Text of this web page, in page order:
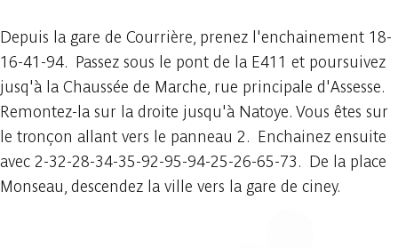
Depuis la gare de Courrière, prenez l'enchainement 18-
16-41-94. Passez sous le pont de la E411 et poursuivez
jusq'à la Chaussée de Marche, rue principale d'Assesse.
Remontez-la sur la droite jusqu'à Natoye. Vous êtes sur
le tronçon allant vers le panneau 2. Enchainez ensuite
avec 2-32-28-34-35-92-95-94-25-26-65-73. De la place
Monseau, descendez la ville vers la gare de ciney.